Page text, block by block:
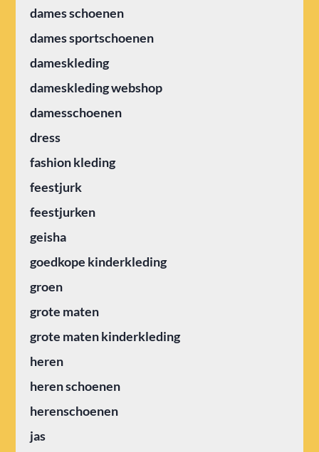
dames schoenen
dames sportschoenen
dameskleding
dameskleding webshop
damesschoenen
dress
fashion kleding
feestjurk
feestjurken
geisha
goedkope kinderkleding
groen
grote maten
grote maten kinderkleding
heren
heren schoenen
herenschoenen
jas